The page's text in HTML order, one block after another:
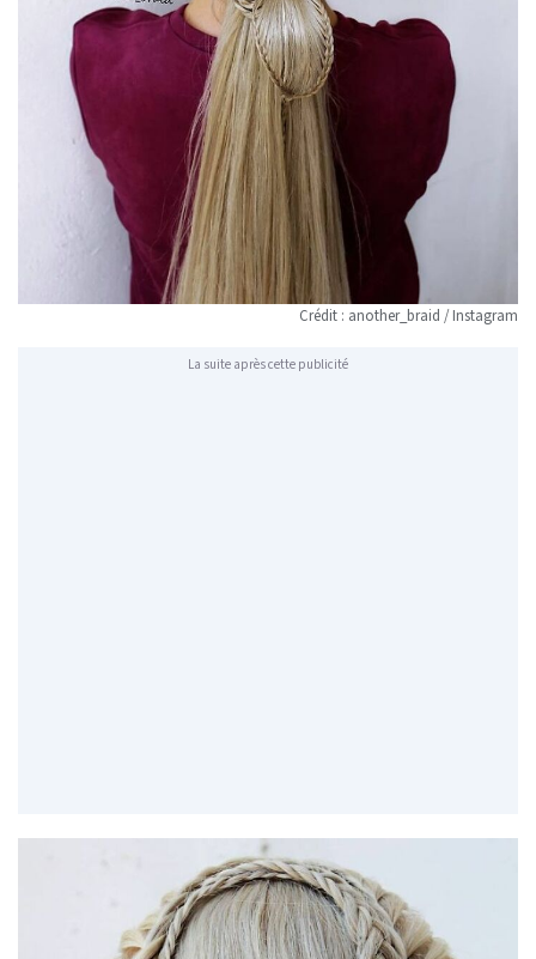
Crédit : another_braid / Instagram
La suite après cette publicité